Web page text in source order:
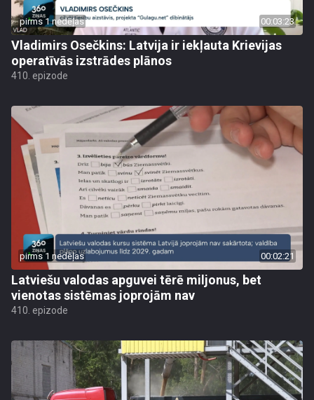
pirms 1 nedēļas 00:03:23
Vladimirs Osečkins: Latvija ir iekļauta Krievijas
operatīvās izstrādes plānos
410. epizode
pirms 1 nedēļas 00:02:21
Latviešu valodas apguvei tērē miljonus, bet
vienotas sistēmas joprojām nav
410. epizode